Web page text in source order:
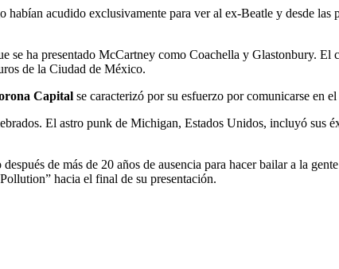
acudido exclusivamente para ver al ex-Beatle y desde
se ha presentado McCartney como Coachella y Glastonbury.
de la Ciudad de México.
Capital se caracterizó por su esfuerzo por comunicarse en
El astro punk de Michigan, Estados Unidos, incluyó sus
de más de 20 años de ausencia para hacer bailar a la
hacia el final de su presentación.